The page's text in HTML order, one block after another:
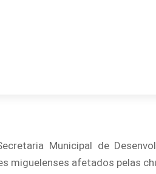
Municipal de
miguelenses afetados pelas